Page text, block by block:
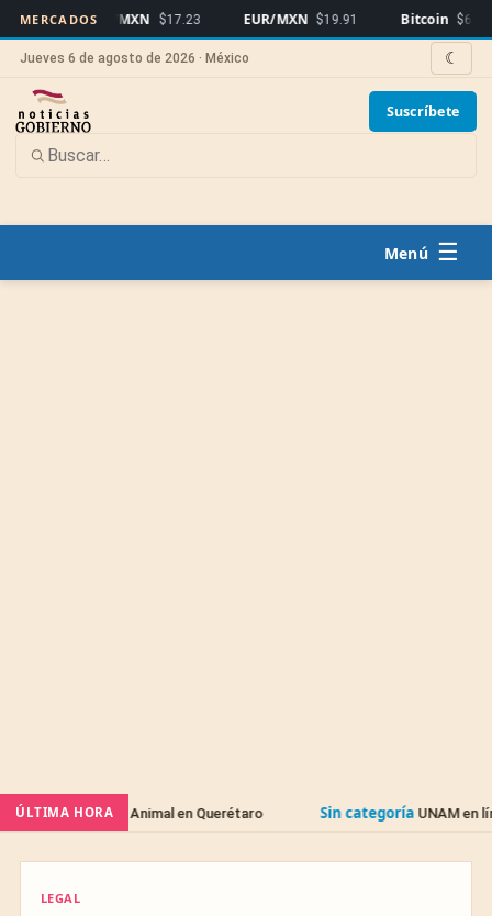
MERCADOS
USD/MXN $17.23 EUR/MXN $19.91 Bitcoin $64,809
Jueves 6 de agosto de 2026 · México ☾
Suscríbete
☰
ÚLTIMA HORA
Animal en Querétaro Sin categoría UNAM en línea (SUAyED):
LEGAL